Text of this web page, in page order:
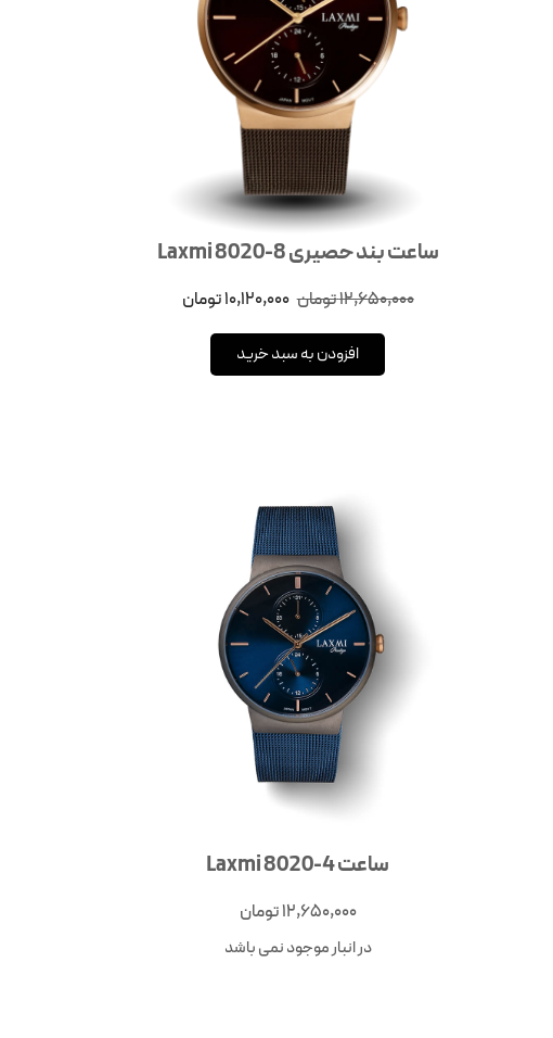
ساعت بند حصیری Laxmi 8020-8
12,650,000تومان 10,120,000تومان
افزودن به سبد خرید
ساعت Laxmi 8020-4
12,650,000تومان
در انبار موجود نمی باشد